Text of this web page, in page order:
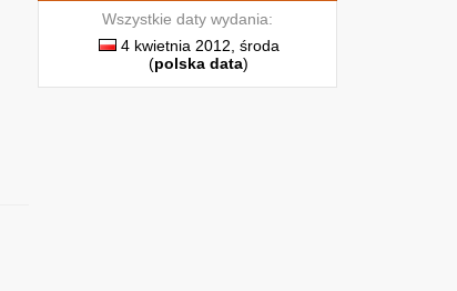
Wszystkie daty wydania:
4 kwietnia 2012, środa
(polska data)